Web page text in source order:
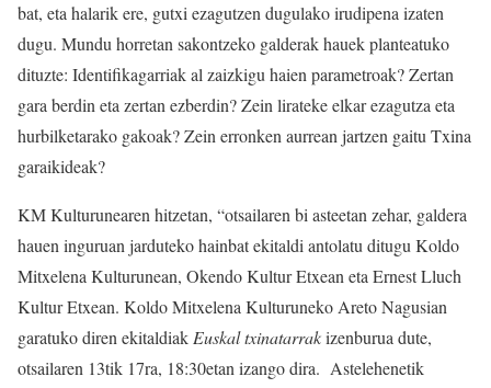
bat, eta halarik ere, gutxi ezagutzen dugulako irudipena izaten
dugu. Mundu horretan sakontzeko galderak hauek planteatuko
dituzte: Identifikagarriak al zaizkigu haien parametroak? Zertan
gara berdin eta zertan ezberdin? Zein lirateke elkar ezagutza eta
hurbilketarako gakoak? Zein erronken aurrean jartzen gaitu Txina
garaikideak?
KM Kulturunearen hitzetan, “otsailaren bi asteetan zehar, galdera
hauen inguruan jarduteko hainbat ekitaldi antolatu ditugu Koldo
Mitxelena Kulturunean, Okendo Kultur Etxean eta Ernest Lluch
Kultur Etxean. Koldo Mitxelena Kulturuneko Areto Nagusian
garatuko diren ekitaldiakEuskal txinatarrakizenburua dute,
otsailaren 13tik 17ra, 18:30etan izango dira. Astelehenetik